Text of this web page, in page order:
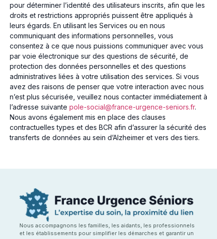
pour déterminer l’identité des utilisateurs inscrits, afin que les
droits et restrictions appropriés puissent être appliqués à
leurs égards. En utilisant les Services ou en nous
communiquant des informations personnelles, vous
consentez à ce que nous puissions communiquer avec vous
par voie électronique sur des questions de sécurité, de
protection des données personnelles et des questions
administratives liées à votre utilisation des services. Si vous
avez des raisons de penser que votre interaction avec nous
n’est plus sécurisée, veuillez nous contacter immédiatement à
l’adresse suivante pole-social@france-urgence-seniors.fr.
Nous avons également mis en place des clauses
contractuelles types et des BCR afin d’assurer la sécurité des
transferts de données au sein d’Alzheimer et vers des tiers.
Nous accompagnons les familles, les aidants, les professionnels
et les établissements pour simplifier les démarches et garantir un